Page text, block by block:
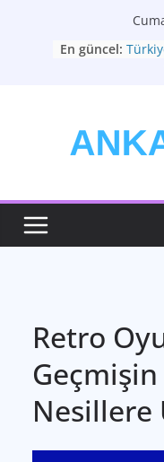
En güncel:
Daha
Retro
Nesillere